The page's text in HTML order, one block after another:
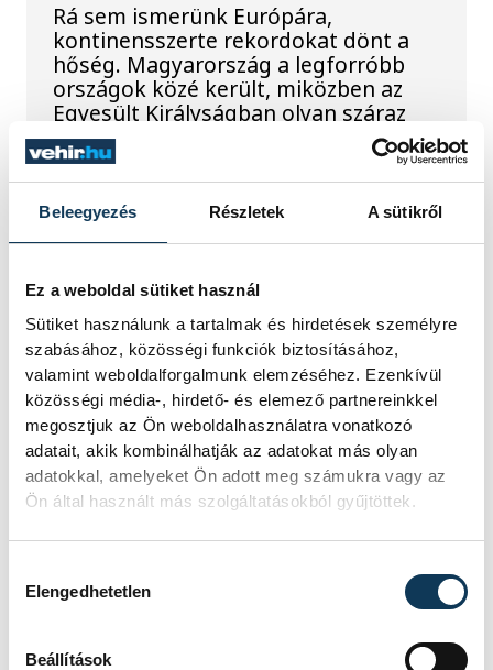
Beleegyezés Részletek A sütikről
Ez a weboldal sütiket használ
Sütiket használunk a tartalmak és hirdetések személyre
szabásához, közösségi funkciók biztosításához,
valamint weboldalforgalmunk elemzéséhez. Ezenkívül
közösségi média-, hirdető- és elemező partnereinkkel
megosztjuk az Ön weboldalhasználatra vonatkozó
adatait, akik kombinálhatják az adatokat más olyan
adatokkal, amelyeket Ön adott meg számukra vagy az
Ön által használt más szolgáltatásokból gyűjtöttek.
Elengedhetetlen
Beállítások
Rá sem ismerünk Európára,
kontinensszerte rekordokat dönt a
hőség. Magyarország a legforróbb
országok közé került, miközben az
Egyesült Királyságban olyan száraz
júliust mértek, amilyenre 155 éve nem
volt példa.
A múltban és ma is rossz
hírt hoz a dunai Ínség-
szikla
Újra kilátszik a Dunából az aszály
hírnöke! Régen a felbukkanása egyet
jelentett az éhínséggel, ma pedig a
klímaváltozás okozta extrém
szárazságra hívja fel a figyelmet.
Elmeséljük a baljós kőtömb
történetét.
Magyar Péter: